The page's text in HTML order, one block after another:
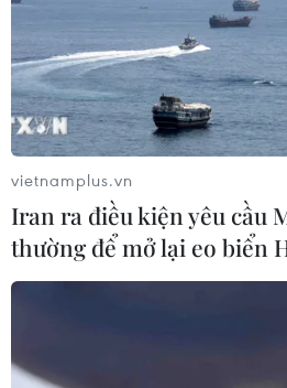
Thủ tướng: Chăm sóc
là trách nhiệm của toàn
10/02/2022 11:05
Thủ tướng Phạm Minh Chính
vietnamplus.vn
Iran ra điều kiện yêu cầu
thường để mở lại eo biển